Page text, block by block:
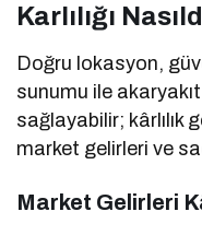
Karlılığı
Doğru lokasyon,
sunumu ile
sağlayabilir; kârlılık
market gelirleri ve
Market Gelirleri